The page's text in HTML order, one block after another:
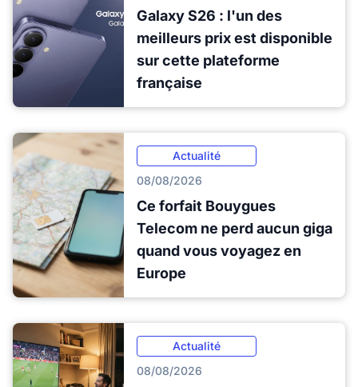
Galaxy S26 : l'un des
meilleurs prix est disponible
sur cette plateforme
française
Actualité
08/08/2026
Ce forfait Bouygues
Telecom ne perd aucun giga
quand vous voyagez en
Europe
Actualité
08/08/2026